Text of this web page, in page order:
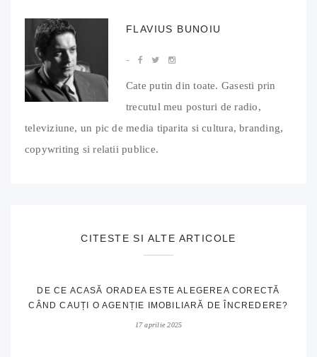
FLAVIUS BUNOIU
Cate putin din toate. Gasesti prin
trecutul meu posturi de radio,
televiziune, un pic de media tiparita si cultura, branding,
copywriting si relatii publice.
CITESTE SI ALTE ARTICOLE
DE CE ACASĂ ORADEA ESTE ALEGEREA CORECTĂ
CÂND CAUȚI O AGENȚIE IMOBILIARĂ DE ÎNCREDERE?
17 aprilie 2025